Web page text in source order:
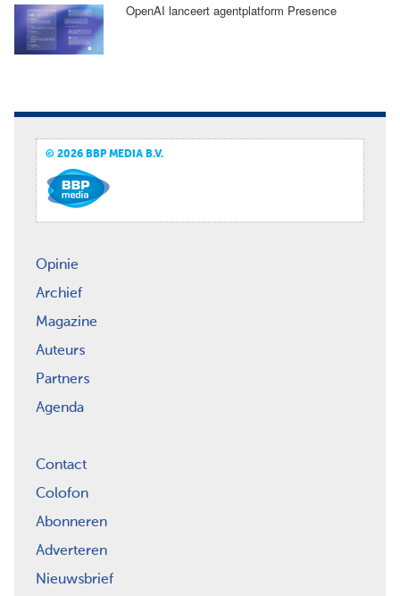
OpenAI lanceert agentplatform Presence
© 2026 BBP MEDIA B.V.
Opinie
Archief
Magazine
Auteurs
Partners
Agenda
Contact
Colofon
Abonneren
Adverteren
Nieuwsbrief